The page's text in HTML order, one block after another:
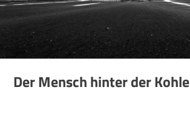
Der Mensch hinter der Kohle